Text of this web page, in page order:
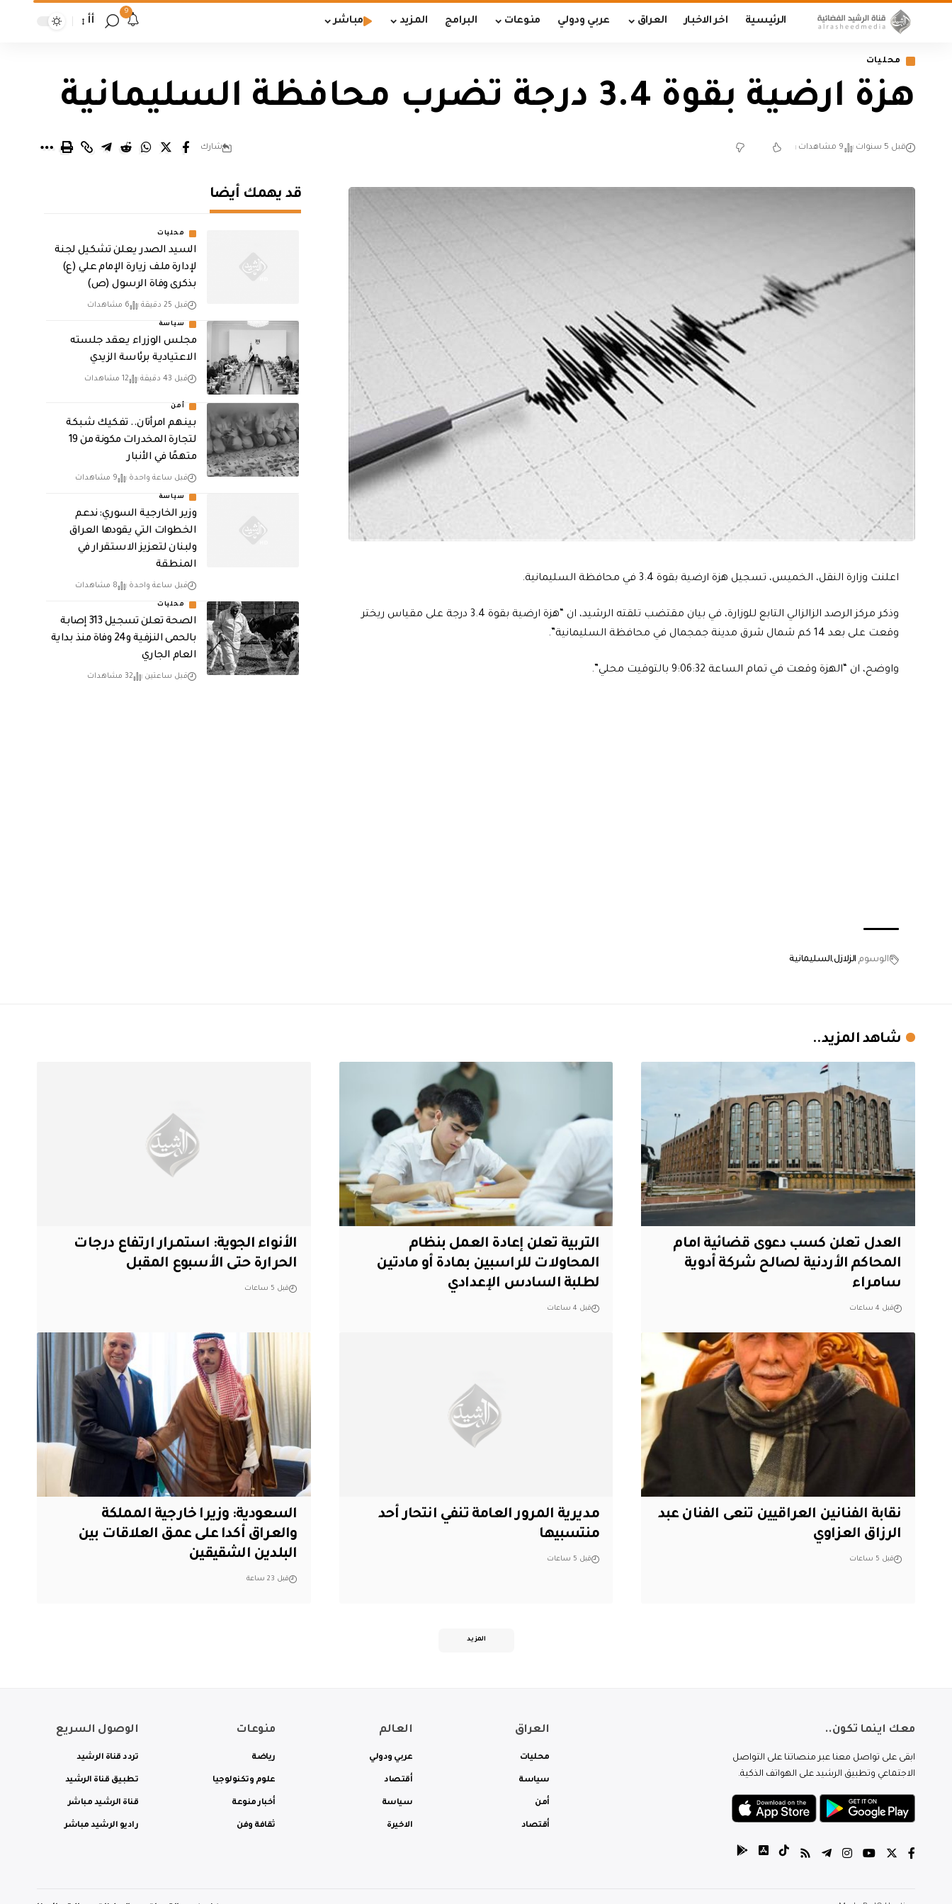
الرئيسية اخر الاخبار العراق عربي ودولي منوعات البرامج المزيد مباشر
9
أأ
محليات
هزة ارضية بقوة 3.4 درجة تضرب محافظة السليمانية
قبل 5 سنوات 9 مشاهدات شارك
اعلنت وزارة النقل، الخميس، تسجيل هزة ارضية بقوة 3.4 في محافظة السليمانية.
وذكر مركز الرصد الزالزالي التابع للوزارة، في بيان مقتضب تلقته الرشيد، ان “هزة ارضية بقوة 3.4 درجة على مقياس ريختر
وقعت على بعد 14 كم شمال شرق مدينة جمجمال في محافظة السليمانية”.
واوضح، ان “الهزة وقعت في تمام الساعة 9:06:32 بالتوقيت محلي”.
الوسوم الزلازل السليمانية
قد يهمك أيضا
محليات
السيد الصدر يعلن تشكيل لجنة
لإدارة ملف زيارة الإمام علي (ع)
بذكرى وفاة الرسول (ص)
قبل 25 دقيقة 6 مشاهدات
سياسة
مجلس الوزراء يعقد جلسته
الاعتيادية برئاسة الزيدي
قبل 43 دقيقة 12 مشاهدات
أمن
بينهم امرأتان.. تفكيك شبكة
لتجارة المخدرات مكونة من 19
متهمًا في الأنبار
قبل ساعة واحدة 9 مشاهدات
سياسة
وزير الخارجية السوري: ندعم
الخطوات التي يقودها العراق
ولبنان لتعزيز الاستقرار في
المنطقة
قبل ساعة واحدة 8 مشاهدات
محليات
الصحة تعلن تسجيل 313 إصابة
بالحمى النزفية و24 وفاة منذ بداية
العام الجاري
قبل ساعتين 32 مشاهدات
شاهد المزيد..
العدل تعلن كسب دعوى قضائية امام
المحاكم الأردنية لصالح شركة أدوية
سامراء
قبل 4 ساعات
التربية تعلن إعادة العمل بنظام
المحاولات للراسبين بمادة أو مادتين
لطلبة السادس الإعدادي
قبل 4 ساعات
الأنواء الجوية: استمرار ارتفاع درجات
الحرارة حتى الأسبوع المقبل
قبل 5 ساعات
نقابة الفنانين العراقيين تنعى الفنان عبد
الرزاق العزاوي
قبل 5 ساعات
مديرية المرور العامة تنفي انتحار أحد
منتسبيها
قبل 5 ساعات
السعودية: وزيرا خارجية المملكة
والعراق أكدا على عمق العلاقات بين
البلدين الشقيقين
قبل 23 ساعة
المزيد
معك اينما تكون..
ابقى على تواصل معنا عبر منصاتنا على التواصل
الاجتماعي وتطبيق الرشيد على الهواتف الذكية.
العراق
محليات
سياسة
أمن
أقتصاد
العالم
عربي ودولي
أقتصاد
سياسة
الاخيرة
منوعات
رياضة
علوم وتكنولوجيا
أخبار منوعة
ثقافة وفن
الوصول السريع
تردد قناة الرشيد
تطبيق قناة الرشيد
قناة الرشيد مباشر
راديو الرشيد مباشر